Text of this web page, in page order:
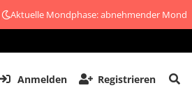
Aktuelle Mondphase: abnehmender Mond
Anmelden Registrieren